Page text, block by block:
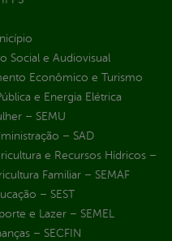
Social e Audiovisual
Econômico e Turismo
e Energia Elétrica
– SEMU
– SAD
e Recursos Hídricos –
Familiar – SEMAF
– SEST
e Lazer – SEMEL
– SECFIN